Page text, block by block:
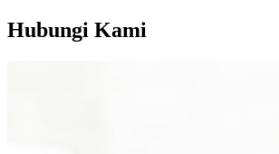
Hubungi Kami